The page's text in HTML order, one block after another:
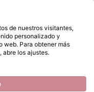
stock12pcs
set 12pcs
de nuestros visitantes,
personalizado y
web. Para obtener más
abre los ajustes.